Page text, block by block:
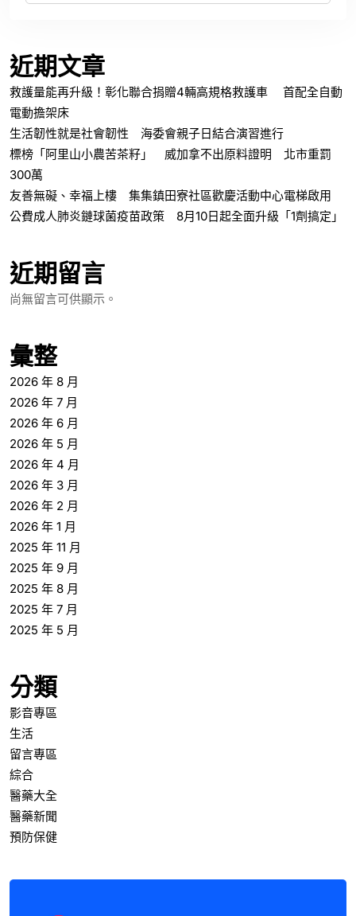
近期文章
救護量能再升級！彰化聯合捐贈4輛高規格救護車 首配全自動
電動擔架床
生活韌性就是社會韌性 海委會親子日結合演習進行
標榜「阿里山小農苦茶籽」 威加拿不出原料證明 北市重罰
300萬
友善無礙、幸福上樓 集集鎮田寮社區歡慶活動中心電梯啟用
公費成人肺炎鏈球菌疫苗政策 8月10日起全面升級「1劑搞定」
近期留言
尚無留言可供顯示。
彙整
2026 年 8 月
2026 年 7 月
2026 年 6 月
2026 年 5 月
2026 年 4 月
2026 年 3 月
2026 年 2 月
2026 年 1 月
2025 年 11 月
2025 年 9 月
2025 年 8 月
2025 年 7 月
2025 年 5 月
分類
影音專區
生活
留言專區
綜合
醫藥大全
醫藥新聞
預防保健